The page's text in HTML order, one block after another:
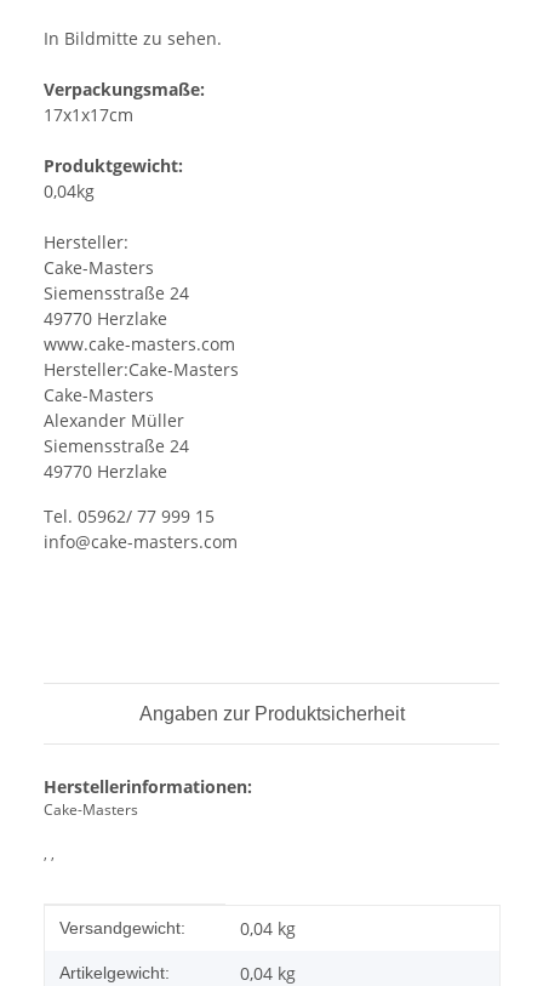
In Bildmitte zu sehen.
Verpackungsmaße:
17x1x17cm
Produktgewicht:
0,04kg
Hersteller:
Cake-Masters
Siemensstraße 24
49770 Herzlake
www.cake-masters.com
Hersteller:Cake-Masters
Cake-Masters
Alexander Müller
Siemensstraße 24
49770 Herzlake
Tel. 05962/ 77 999 15
info@cake-masters.com
Angaben zur Produktsicherheit
Herstellerinformationen:
Cake-Masters
, ,
Produkteigenschaft
Wert
Versandgewicht: 0,04 kg
Artikelgewicht: 0,04 kg